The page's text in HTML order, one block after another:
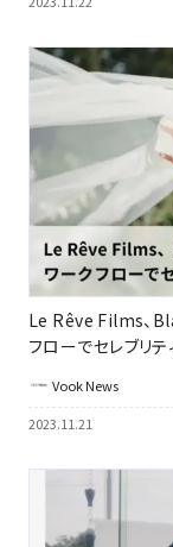
Le Rêve Films、
フローでセレブリ
Vook News
2023.11.21